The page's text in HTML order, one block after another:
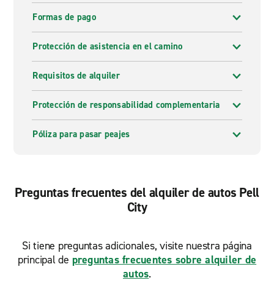
Formas de pago
Protección de asistencia en el camino
Requisitos de alquiler
Protección de responsabilidad complementaria
Póliza para pasar peajes
Preguntas frecuentes del alquiler de autos Pell
City
Si tiene preguntas adicionales, visite nuestra página
principal de preguntas frecuentes sobre alquiler de
autos.